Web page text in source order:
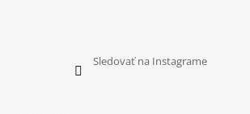
Sledovať na Instagrame